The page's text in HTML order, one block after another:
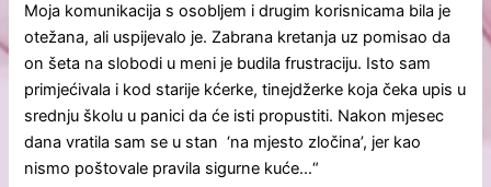
Moja komunikacija s osobljem i drugim korisnicama bila je
otežana, ali uspijevalo je. Zabrana kretanja uz pomisao da
on šeta na slobodi u meni je budila frustraciju. Isto sam
primjećivala i kod starije kćerke, tinejdžerke koja čeka upis u
srednju školu u panici da će isti propustiti. Nakon mjesec
dana vratila sam se u stan ‘na mjesto zločina’, jer kao
nismo poštovale pravila sigurne kuće…“